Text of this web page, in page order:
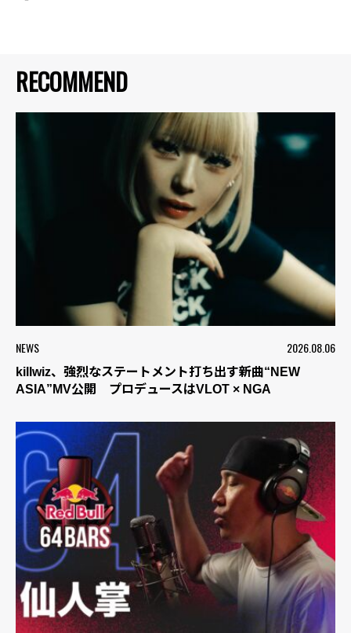
RECOMMEND
NEWS 2026.08.06
killwiz、強烈なステートメント打ち出す新曲“NEW
ASIA”MV公開 プロデュースはVLOT × NGA